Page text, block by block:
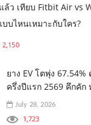
ล้ว เทียบ Fitbit Air vs
บไหนเหมาะกับใคร?
2,150
ยาง EV โตพุ่ง
ครึ่งปีแรก 2569 คึกคัก
July 28, 2026
1,723